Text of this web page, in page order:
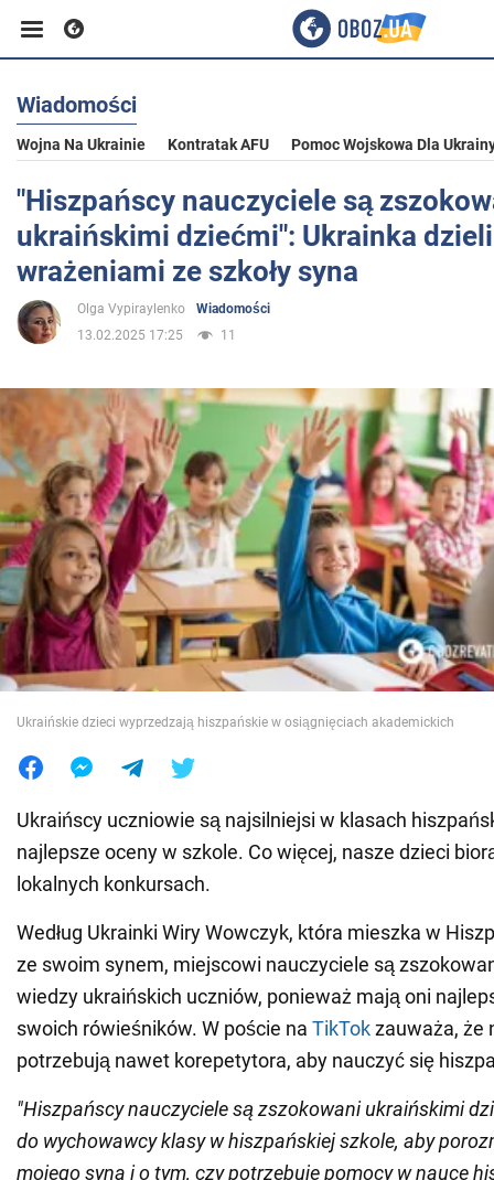
Biznes
Sport
Rozrywka
Życie
Polityka
Społeczeństwo
Wojna na Ukrainie
Świat
Jedzenie
Wiadomości
Wojna Na Ukrainie Kontratak AFU Pomoc Wojskowa Dla
"Hiszpańscy nauczyciele są
ukraińskimi dziećmi": Ukrainka
wrażeniami ze szkoły syna
Olga Vypiraylenko
Wiadomości
13.02.2025 17:25
11
Ukraińskie dzieci wyprzedzają hiszpańskie w osiągnięciach akademickich
Ukraińscy uczniowie są najsilniejsi w klasach
najlepsze oceny w szkole. Co więcej, nasze dzieci
lokalnych konkursach.
Według Ukrainki Wiry Wowczyk, która mieszka w
ze swoim synem, miejscowi nauczyciele są
wiedzy ukraińskich uczniów, ponieważ mają oni
swoich rówieśników. W poście na TikTokzauważa, że
potrzebują nawet korepetytora, aby nauczyć się
"Hiszpańscy nauczyciele są zszokowani ukraińskimi
do wychowawcy klasy w hiszpańskiej szkole, aby
mojego syna i o tym, czy potrzebuje pomocy w nauce